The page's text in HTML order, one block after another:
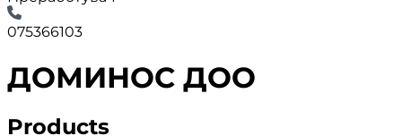
075366103
ДОМИНОС ДОО
Products